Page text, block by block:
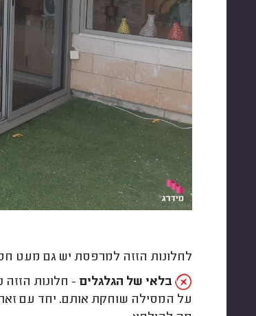
לחלונות הזזה למרפסת יש גם מעט
בלאי של הגלגלים - חלונות הזזה